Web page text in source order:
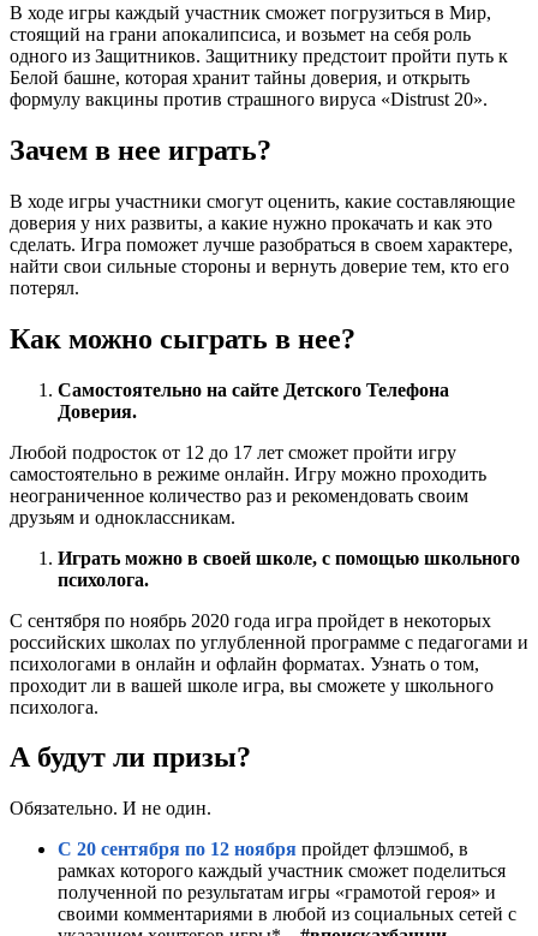
В ходе игры каждый участник сможет погрузиться в Мир,
стоящий на грани апокалипсиса, и возьмет на себя роль
одного из Защитников. Защитнику предстоит пройти путь к
Белой башне, которая хранит тайны доверия, и открыть
формулу вакцины против страшного вируса «Distrust 20».
Зачем в нее играть?
В ходе игры участники смогут оценить, какие составляющие
доверия у них развиты, а какие нужно прокачать и как это
сделать. Игра поможет лучше разобраться в своем характере,
найти свои сильные стороны и вернуть доверие тем, кто его
потерял.
Как можно сыграть в нее?
Самостоятельно на сайте Детского Телефона
Доверия.
Любой подросток от 12 до 17 лет сможет пройти игру
самостоятельно в режиме онлайн. Игру можно проходить
неограниченное количество раз и рекомендовать своим
друзьям и одноклассникам.
Играть можно в своей школе, с помощью школьного
психолога.
С сентября по ноябрь 2020 года игра пройдет в некоторых
российских школах по углубленной программе с педагогами и
психологами в онлайн и офлайн форматах. Узнать о том,
проходит ли в вашей школе игра, вы сможете у школьного
психолога.
А будут ли призы?
Обязательно. И не один.
С 20 сентября по 12 ноября пройдет флэшмоб, в
рамках которого каждый участник сможет поделиться
полученной по результатам игры «грамотой героя» и
своими комментариями в любой из социальных сетей с